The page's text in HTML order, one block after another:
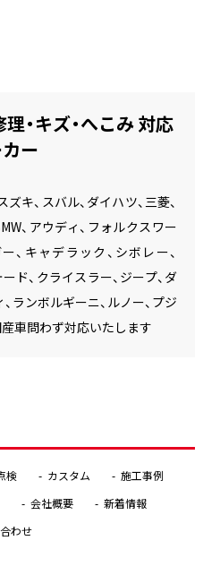
・キズ・へこみ 対応
ー
ズキ、スバル、ダイハツ、三菱、
、アウディ、フォルクスワー
、キャデラック、シボレー、
ド、クライスラー、ジープ、ダ
ランボルギーニ、ルノー、プジ
産車問わず対応いたします
検 カスタム
施工事例
会社概要
新着情報
わせ